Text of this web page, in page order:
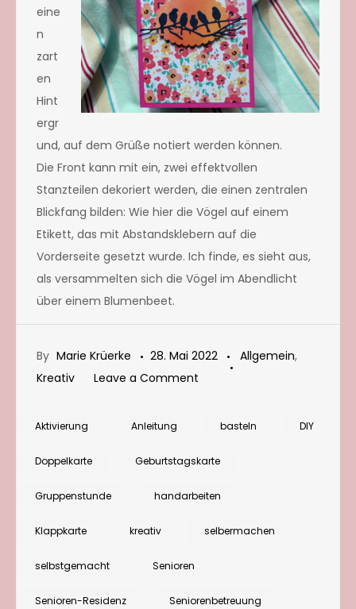
eine
n
zart
en
Hint
ergr
und, auf dem Grüße notiert werden können.
Die Front kann mit ein, zwei effektvollen
Stanzteilen dekoriert werden, die einen zentralen
Blickfang bilden: Wie hier die Vögel auf einem
Etikett, das mit Abstandsklebern auf die
Vorderseite gesetzt wurde. Ich finde, es sieht aus,
als versammelten sich die Vögel im Abendlicht
über einem Blumenbeet.
By Marie Krüerke 28. Mai 2022 Allgemein,
Kreativ
Leave a Comment
Front
und
Aktivierung Anleitung basteln DIY
Doppelkarte Geburtstagskarte
Gruppenstunde handarbeiten
Klappkarte kreativ selbermachen
selbstgemacht Senioren
Senioren-Residenz Seniorenbetreuung